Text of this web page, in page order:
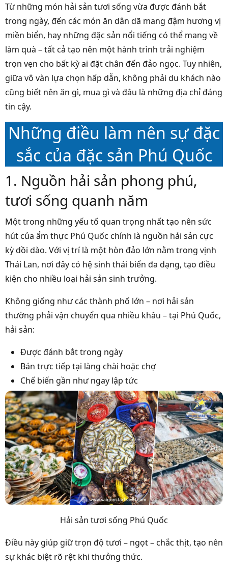
Từ những món hải sản tươi sống vừa được đánh bắt
trong ngày, đến các món ăn dân dã mang đậm hương vị
miền biển, hay những đặc sản nổi tiếng có thể mang về
làm quà – tất cả tạo nên một hành trình trải nghiệm
trọn vẹn cho bất kỳ ai đặt chân đến đảo ngọc. Tuy nhiên,
giữa vô vàn lựa chọn hấp dẫn, không phải du khách nào
cũng biết nên ăn gì, mua gì và đâu là những địa chỉ đáng
tin cậy.
Những điều làm nên sự đặc
sắc của đặc sản Phú Quốc
1. Nguồn hải sản phong phú,
tươi sống quanh năm
Một trong những yếu tố quan trọng nhất tạo nên sức
hút của ẩm thực Phú Quốc chính là nguồn hải sản cực
kỳ dồi dào. Với vị trí là một hòn đảo lớn nằm trong vịnh
Thái Lan, nơi đây có hệ sinh thái biển đa dạng, tạo điều
kiện cho nhiều loại hải sản sinh trưởng.
Không giống như các thành phố lớn – nơi hải sản
thường phải vận chuyển qua nhiều khâu – tại Phú Quốc,
hải sản:
Được đánh bắt trong ngày
Bán trực tiếp tại làng chài hoặc chợ
Chế biến gần như ngay lập tức
Hải sản tươi sống Phú Quốc
Điều này giúp giữ trọn độ tươi – ngọt – chắc thịt, tạo nên
sự khác biệt rõ rệt khi thưởng thức.